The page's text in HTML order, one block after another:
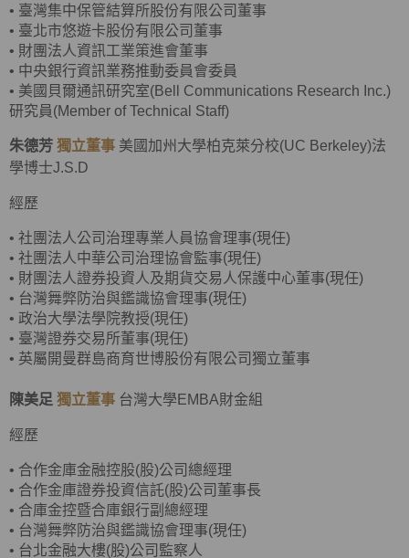
• 臺灣集中保管結算所股份有限公司董事
• 臺北市悠遊卡股份有限公司董事
• 財團法人資訊工業策進會董事
• 中央銀行資訊業務推動委員會委員
• 美國貝爾通訊研究室(Bell Communications Research Inc.)
研究員(Member of Technical Staff)
朱德芳 獨立董事 美國加州大學柏克萊分校(UC Berkeley)法
學博士J.S.D
經歷
• 社團法人公司治理專業人員協會理事(現任)
• 社團法人中華公司治理協會監事(現任)
• 財團法人證券投資人及期貨交易人保護中心董事(現任)
• 台灣舞弊防治與鑑識協會理事(現任)
• 政治大學法學院教授(現任)
• 臺灣證券交易所董事(現任)
• 英屬開曼群島商育世博股份有限公司獨立董事
陳美足 獨立董事 台灣大學EMBA財金組
經歷
• 合作金庫金融控股(股)公司總經理
• 合作金庫證券投資信託(股)公司董事長
• 合庫金控暨合庫銀行副總經理
• 台灣舞弊防治與鑑識協會理事(現任)
• 台北金融大樓(股)公司監察人